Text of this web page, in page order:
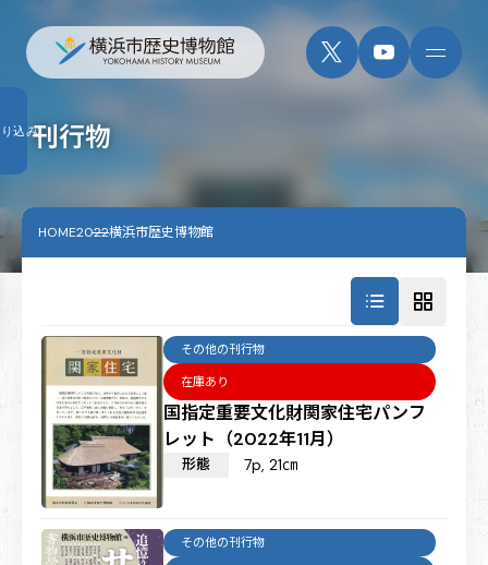
刊行物
HOME2022横浜市歴史博物館
国指定重要文化財関家住宅パンフ
レット（2022年11月）
その他の刊行物
在庫あり
形態 7p, 21㎝
その他の刊行物
込み